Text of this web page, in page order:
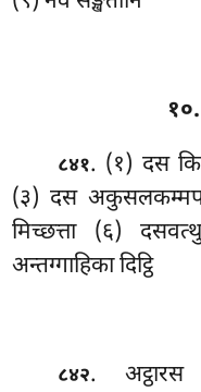
८४१. (१) दस
(३) दस
मिच्छत्ता (६)
अन्तग्गाहिका दिट्ठि
८४२. अट्ठारस